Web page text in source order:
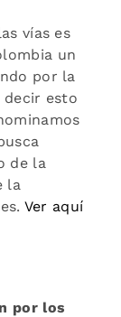
vías es
un
por la
decir esto
de la
la
Ver aquí
por los